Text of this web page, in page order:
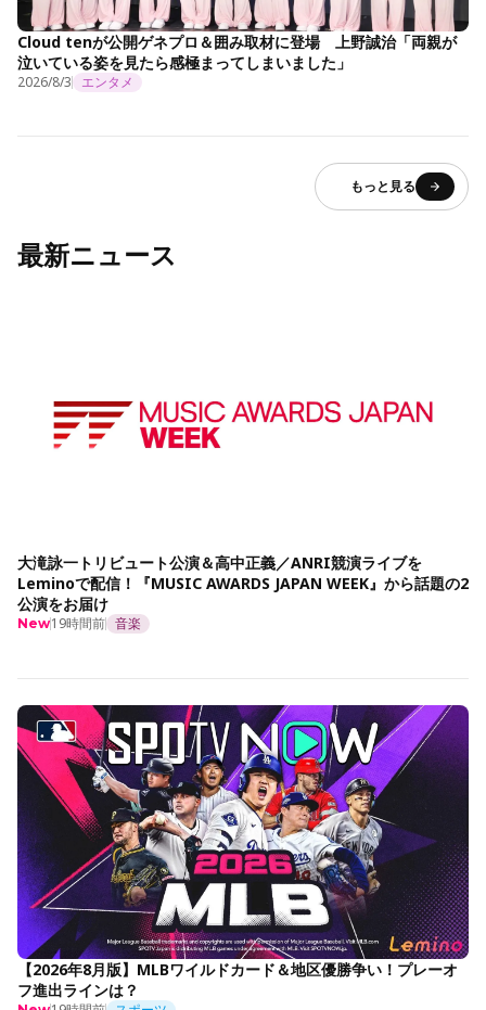
Cloud tenが公開ゲネプロ＆囲み取材に登場 上野誠治「両親が
泣いている姿を見たら感極まってしまいました」
2026/8/3 エンタメ
もっと見る
最新ニュース
大滝詠一トリビュート公演＆高中正義／ANRI競演ライブを
Leminoで配信！『MUSIC AWARDS JAPAN WEEK』から話題の2
公演をお届け
New19時間前 音楽
【2026年8月版】MLBワイルドカード＆地区優勝争い！プレーオ
フ進出ラインは？